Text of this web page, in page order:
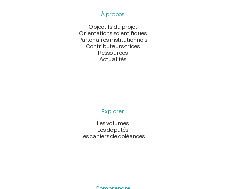
À propos
Objectifs du projet
Orientations scientifiques
Partenaires institutionnels
Contributeurs-trices
Ressources
Actualités
Explorer
Les volumes
Les députés
Les cahiers de doléances